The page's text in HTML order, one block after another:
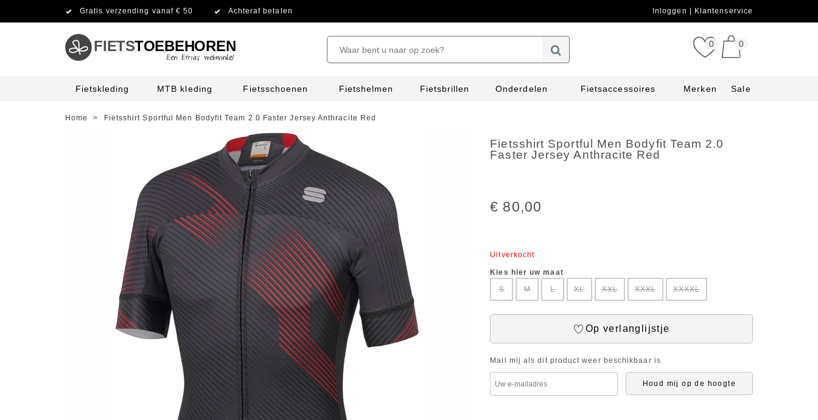
Gratis verzending vanaf € 50 Achteraf betalen Inloggen Klantenservice
FIETSTOEBEHOREN 0 0
Fietskleding MTB kleding Fietsschoenen Fietshelmen Fietsbrillen Onderdelen Fietsaccessoires Merken Sale
Home > Fietsshirt Sportful Men Bodyfit Team 2.0 Faster Jersey Anthracite Red
Fietsshirt Sportful Men Bodyfit Team 2.0
Faster Jersey Anthracite Red
€ 80,00
Uitverkocht
Kies hier uw maat
S
M L XL XXL XXXL XXXXL
Op verlanglijstje
Mail mij als dit product weer beschikbaar is
Houd mij op de hoogte